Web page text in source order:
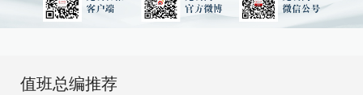
值班总编推荐